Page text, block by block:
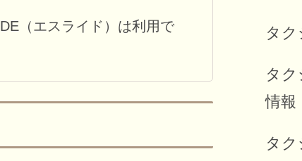
（エスライド）は利用で
タク
タ
情報
タク